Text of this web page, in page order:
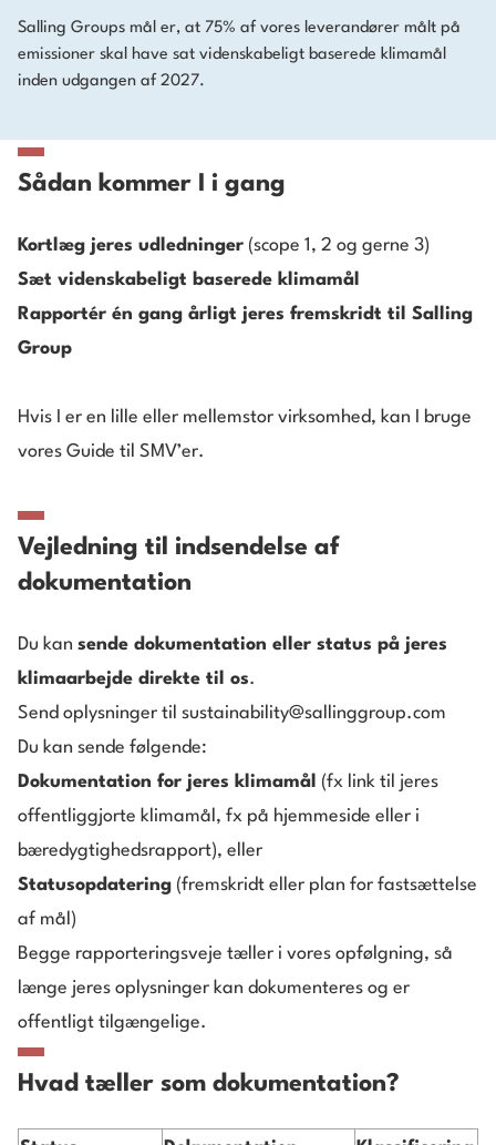
​​​​Salling Groups mål er, at 75% af vores leverandører målt på
emissioner skal have sat videnskabeligt baserede klimamål
inden udgangen af 2027.
Sådan kommer I i gang
Kortlæg jeres udledninger (scope 1, 2 og gerne 3)
Sæt videnskabeligt baserede klimamål
Rapportér én gang årligt jeres fremskridt til Salling
Group
Hvis I er en lille eller mellemstor virksomhed, kan I bruge
vores Guide til SMV’er.
Vejledning til indsendelse af
dokumentation
Du kan sende dokumentation eller status på jeres
klimaarbejde direkte til os.
Send oplysninger til sustainability@sallinggroup.com
Du kan sende følgende:
Dokumentation for jeres klimamål (fx link til jeres
offentliggjorte klimamål, fx på hjemmeside eller i
bæredygtighedsrapport), eller
Statusopdatering (fremskridt eller plan for fastsættelse
af mål)
Begge rapporteringsveje tæller i vores opfølgning, så
længe jeres oplysninger kan dokumenteres og er
offentligt tilgængelige.
Hvad tæller som dokumentation?